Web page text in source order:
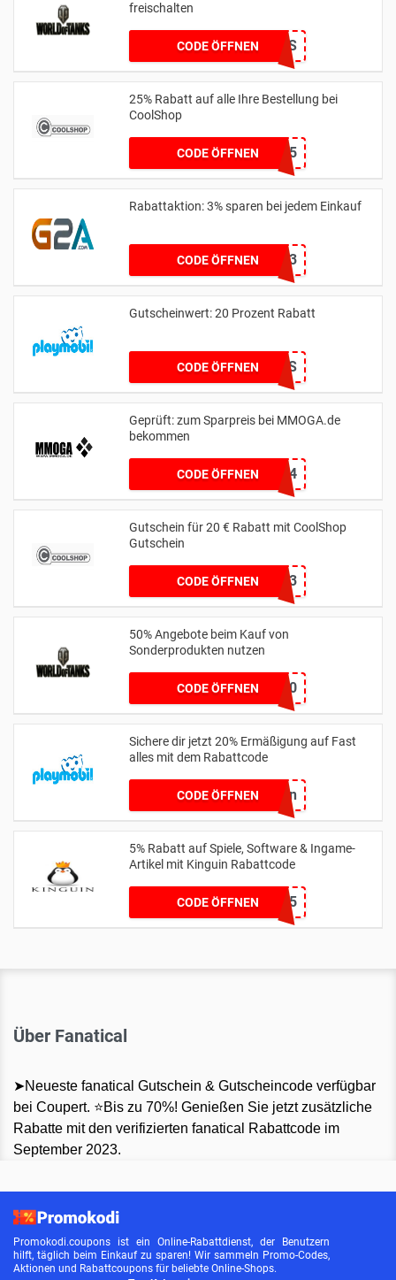
freischalten
CODE ÖFFNEN
ITMAKESNOSCENTS
25% Rabatt auf alle Ihre Bestellung bei
CoolShop
CODE ÖFFNENWEEKEND25
Rabattaktion: 3% sparen bei jedem Einkauf
CODE ÖFFNENG2AXGG3
Gutscheinwert: 20 Prozent Rabatt
CODE ÖFFNENNIKOLAUS
Geprüft: zum Sparpreis bei MMOGA.de
bekommen
CODE ÖFFNEN
DDTKHG8464
Gutschein für 20 € Rabatt mit CoolShop
Gutschein
CODE ÖFFNEN W273
50% Angebote beim Kauf von
Sonderprodukten nutzen
CODE ÖFFNENJEANS50
Sichere dir jetzt 20% Ermäßigung auf Fast
alles mit dem Rabattcode
CODE ÖFFNENOstern
5% Rabatt auf Spiele, Software & Ingame-
Artikel mit Kinguin Rabattcode
CODE ÖFFNENKINGDROP5
Über Fanatical
➤Neueste fanatical Gutschein & Gutscheincode verfügbar
bei Coupert. ⭐Bis zu 70%! Genießen Sie jetzt zusätzliche
Rabatte mit den verifizierten fanatical Rabattcode im
September 2023.
Promokodi.coupons ist ein Online-Rabattdienst, der Benutzern
hilft, täglich beim Einkauf zu sparen! Wir sammeln Promo-Codes,
Aktionen und Rabattcoupons für beliebte Online-Shops.